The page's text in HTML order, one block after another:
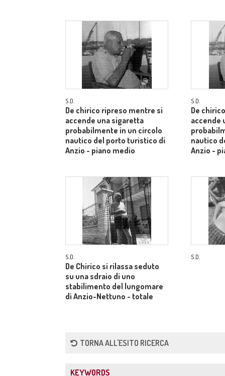
S.D.
De chirico ripreso mentre si
accende una sigaretta
probabilmente in un circolo
nautico del porto turistico di
Anzio - piano medio
S.D.
De
accende
nautico
Anzio -
S.D.
De Chirico si rilassa seduto
su una sdraio di uno
stabilimento del lungomare
di Anzio-Nettuno - totale
S.D.
TORNA ALL'ESITO RICERCA
KEYWORDS